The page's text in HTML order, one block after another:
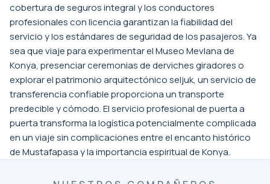
cobertura de seguros integral y los conductores
profesionales con licencia garantizan la fiabilidad del
servicio y los estándares de seguridad de los pasajeros. Ya
sea que viaje para experimentar el Museo Mevlana de
Konya, presenciar ceremonias de derviches giradores o
explorar el patrimonio arquitectónico seljuk, un servicio de
transferencia confiable proporciona un transporte
predecible y cómodo. El servicio profesional de puerta a
puerta transforma la logística potencialmente complicada
en un viaje sin complicaciones entre el encanto histórico
de Mustafapasa y la importancia espiritual de Konya.